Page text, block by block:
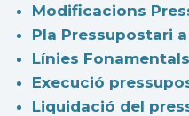
Modificacions
Pla Pressupostari
Línies
Execució
Liquidació del